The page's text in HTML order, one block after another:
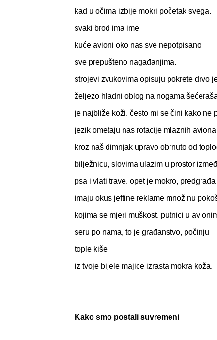
kad u očima izbije mokri početak svega.
svaki brod ima ime
kuće avioni oko nas sve nepotpisano
sve prepušteno nagađanjima.
strojevi zvukovima opisuju pokrete drvo
željezo hladni oblog na nogama
je najbliže koži. često mi se čini kako ne
jezik ometaju nas rotacije mlaznih
kroz naš dimnjak upravo obrnuto od
bilježnicu, slovima ulazim u prostor
psa i vlati trave. opet je mokro,
imaju okus jeftine reklame množinu
kojima se mjeri muškost. putnici u
seru po nama, to je građanstvo, počinju
tople kiše
iz tvoje bijele majice izrasta mokra koža.
Kako smo postali suvremeni